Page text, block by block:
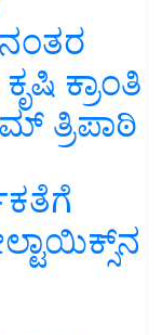
ಕ್ರಾಂತಿ
ತ್ರಿಪಾಠಿ